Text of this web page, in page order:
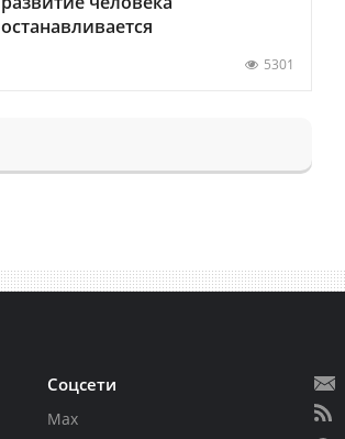
останавливается
5301
Соцсети
Max